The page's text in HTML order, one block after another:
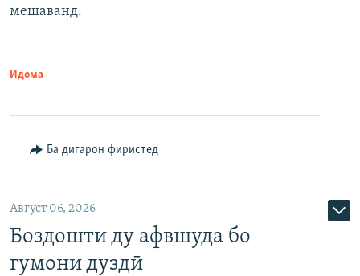
мешаванд.
Идома
Ба дигарон фиристед
Август 06, 2026
Боздошти ду афвшуда бо
гумони дуздӣ